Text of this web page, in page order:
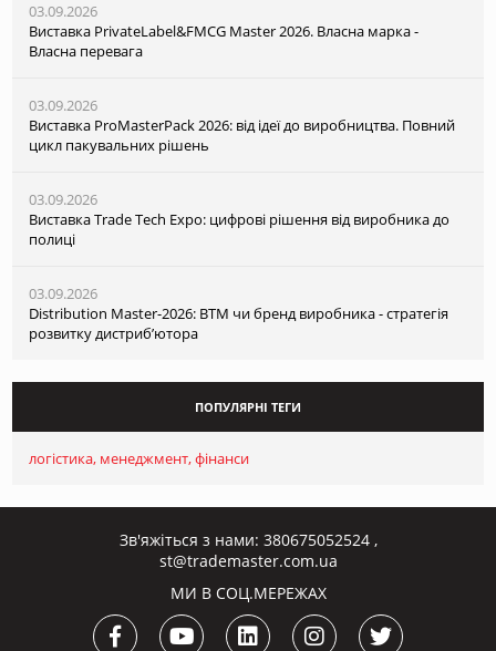
03.09.2026
Виставка PrivateLabel&FMCG Master 2026. Власна марка -
Власна перевага
03.09.2026
Виставка ProMasterPack 2026: від ідеї до виробництва. Повний
цикл пакувальних рішень
03.09.2026
Виставка Trade Tech Expo: цифрові рішення від виробника до
полиці
03.09.2026
Distribution Master-2026: ВТМ чи бренд виробника - стратегія
розвитку дистриб’ютора
ПОПУЛЯРНІ ТЕГИ
логістика менеджмент фінанси
Зв'яжіться з нами: 380675052524 ,
st@trademaster.com.ua
МИ В СОЦ.МЕРЕЖАХ